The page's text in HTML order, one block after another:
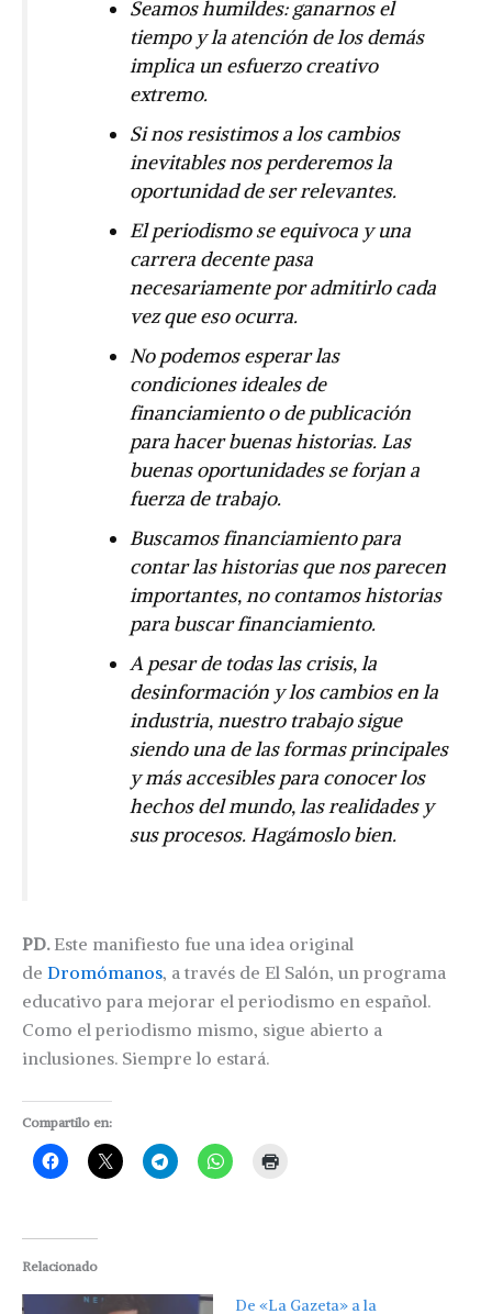
Seamos humildes: ganarnos el
tiempo y la atención de los demás
implica un esfuerzo creativo
extremo.
Si nos resistimos a los cambios
inevitables nos perderemos la
oportunidad de ser relevantes.
El periodismo se equivoca y una
carrera decente pasa
necesariamente por admitirlo cada
vez que eso ocurra.
No podemos esperar las
condiciones ideales de
financiamiento o de publicación
para hacer buenas historias. Las
buenas oportunidades se forjan a
fuerza de trabajo.
Buscamos financiamiento para
contar las historias que nos parecen
importantes, no contamos historias
para buscar financiamiento.
A pesar de todas las crisis, la
desinformación y los cambios en la
industria, nuestro trabajo sigue
siendo una de las formas principales
y más accesibles para conocer los
hechos del mundo, las realidades y
sus procesos. Hagámoslo bien.
PD. Este manifiesto fue una idea original
de Dromómanos, a través de El Salón, un programa
educativo para mejorar el periodismo en español.
Como el periodismo mismo, sigue abierto a
inclusiones. Siempre lo estará.
Compartilo en:
Relacionado
De «La Gazeta» a la